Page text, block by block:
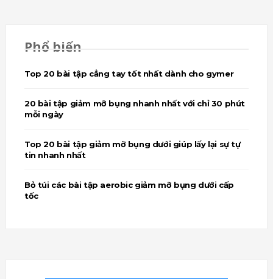
Phổ biến
Top 20 bài tập cẳng tay tốt nhất dành cho gymer
20 bài tập giảm mỡ bụng nhanh nhất với chỉ 30 phút
mỗi ngày
Top 20 bài tập giảm mỡ bụng dưới giúp lấy lại sự tự
tin nhanh nhất
Bỏ túi các bài tập aerobic giảm mỡ bụng dưới cấp
tốc